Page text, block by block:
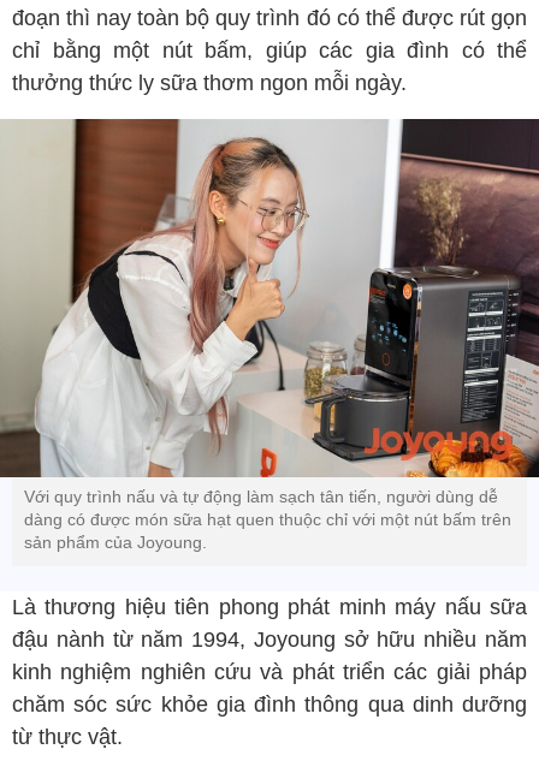
đoạn thì nay toàn bộ quy trình đó có thể được rút gọn
chỉ bằng một nút bấm, giúp các gia đình có thể
thưởng thức ly sữa thơm ngon mỗi ngày.
Với quy trình nấu và tự động làm sạch tân tiến, người dùng dễ
dàng có được món sữa hạt quen thuộc chỉ với một nút bấm trên
sản phẩm của Joyoung.
Là thương hiệu tiên phong phát minh máy nấu sữa
đậu nành từ năm 1994, Joyoung sở hữu nhiều năm
kinh nghiệm nghiên cứu và phát triển các giải pháp
chăm sóc sức khỏe gia đình thông qua dinh dưỡng
từ thực vật.